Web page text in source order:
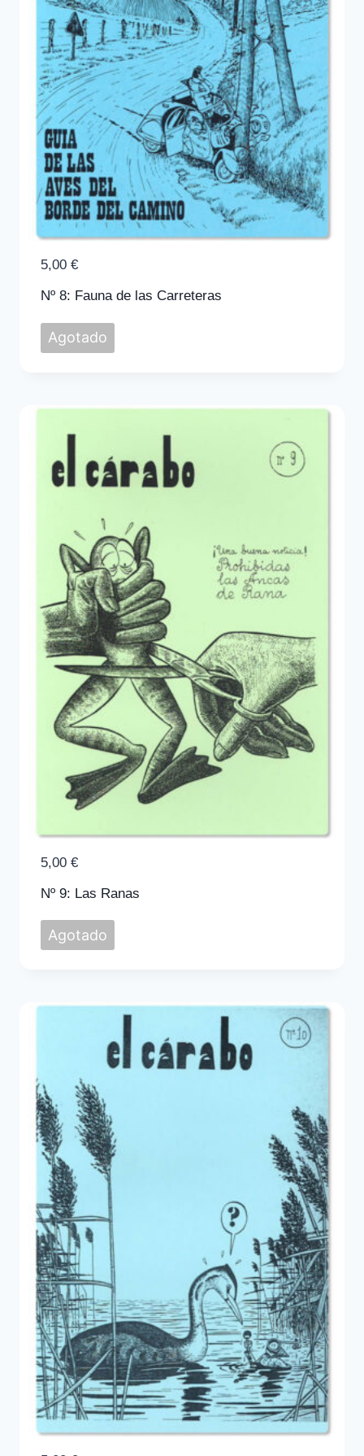
Nº 8: Fauna de las Carreteras
5,00 €
Agotado
Nº 9: Las Ranas
5,00 €
Agotado